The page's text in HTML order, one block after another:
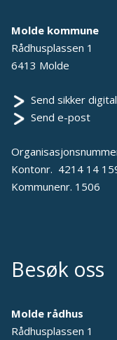
Molde kommune
Rådhusplassen 1
6413 Molde
Send sikker
Send e-post
Kontonr. 4214 14
Kommunenr. 1506
Besøk oss
Molde rådhus
Rådhusplassen 1